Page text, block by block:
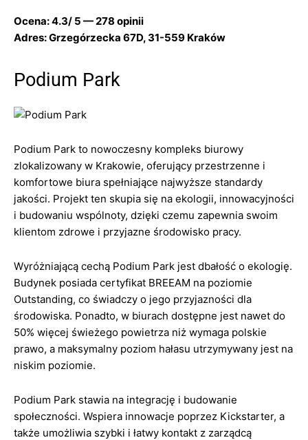
Ocena: 4.3/ 5 — 278 opinii
Adres: Grzegórzecka 67D, 31-559 Kraków
Podium Park
Podium Park to nowoczesny kompleks biurowy
zlokalizowany w Krakowie, oferujący przestrzenne i
komfortowe biura spełniające najwyższe standardy
jakości. Projekt ten skupia się na ekologii, innowacyjności
i budowaniu wspólnoty, dzięki czemu zapewnia swoim
klientom zdrowe i przyjazne środowisko pracy.
Wyróżniającą cechą Podium Park jest dbałość o ekologię.
Budynek posiada certyfikat BREEAM na poziomie
Outstanding, co świadczy o jego przyjazności dla
środowiska. Ponadto, w biurach dostępne jest nawet do
50% więcej świeżego powietrza niż wymaga polskie
prawo, a maksymalny poziom hałasu utrzymywany jest na
niskim poziomie.
Podium Park stawia na integrację i budowanie
społeczności. Wspiera innowacje poprzez Kickstarter, a
także umożliwia szybki i łatwy kontakt z zarządcą